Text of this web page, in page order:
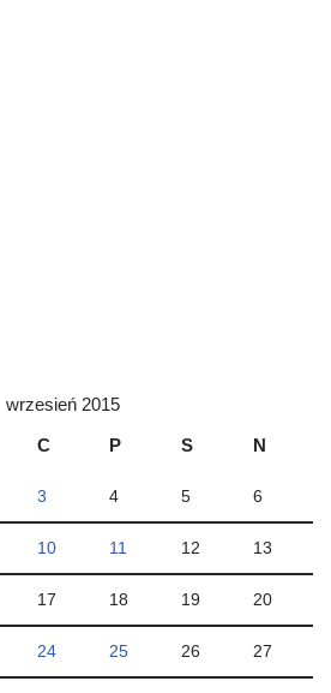
wrzesień 2015
C P S N
3 4 5 6
10 11 12 13
17 18 19 20
24 25 26 27